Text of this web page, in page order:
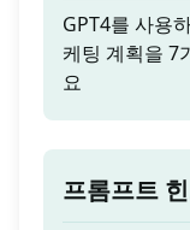
GPT4를 사용
케팅 계획을 7
요
프롬프트